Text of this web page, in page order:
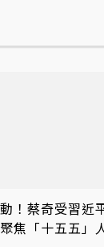
！蔡奇受習近
焦「十五五」